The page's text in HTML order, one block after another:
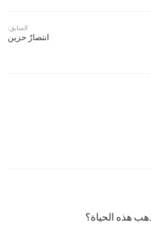
السابق:
انتصارٌ حزين
هذه الحياة؟